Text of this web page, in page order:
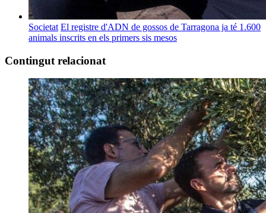
Societat El registre d'ADN de gossos de Tarragona ja té 1.600
animals inscrits en els primers sis mesos
Contingut relacionat